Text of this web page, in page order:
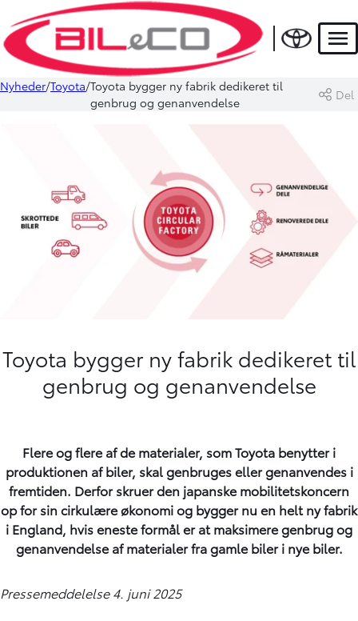
Nyheder Toyota Toyota bygger ny fabrik dedikeret til
genbrug og genanvendelse
Del
Toyota bygger ny fabrik dedikeret til
genbrug og genanvendelse
Flere og flere af de materialer, som Toyota benytter i
produktionen af biler, skal genbruges eller genanvendes i
fremtiden. Derfor skruer den japanske mobilitetskoncern
op for sin cirkulære økonomi og bygger nu en helt ny fabrik
i England, hvis eneste formål er at maksimere genbrug og
genanvendelse af materialer fra gamle biler i nye biler.
Pressemeddelelse 4. juni 2025